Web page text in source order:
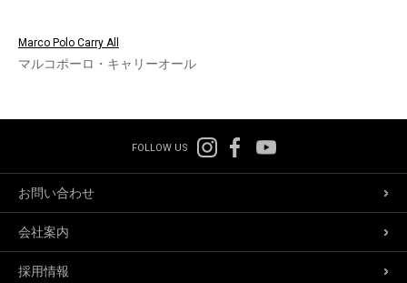
Marco Polo Carry All
マルコポーロ・キャリーオール
FOLLOW US
お問い合わせ
会社案内
採用情報